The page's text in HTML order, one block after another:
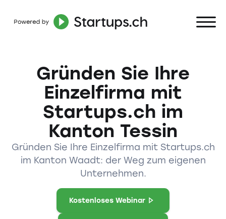
Gründen Sie Ihre
Einzelfirma mit
Startups.ch im
Kanton Tessin
Gründen Sie Ihre Einzelfirma mit Startups.ch
im Kanton Waadt: der Weg zum eigenen
Unternehmen.
Kostenloses Webinar